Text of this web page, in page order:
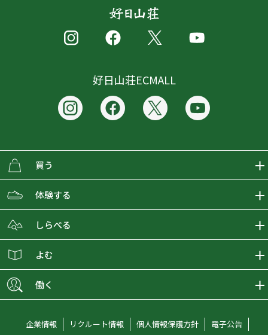
好日山荘ECMALL
買う
ECMALLの商品をさがす
取り扱いブランド一覧
ショップブログ
会員募集
体験する
おとな女子登山部
グラビティリサーチ
しらべる
登山レポート
オンラインコンシェルジュ
よむ
働く
企業情報 リクルート情報 個人情報保護方針 電子公告